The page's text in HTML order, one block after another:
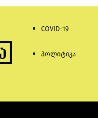
COVID-19
პოლიტიკა